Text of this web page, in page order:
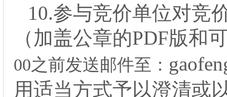
10.参与竞价单位对竞
（加盖公章的PDF版和
00之前发送邮件至：
用适当方式予以澄清或